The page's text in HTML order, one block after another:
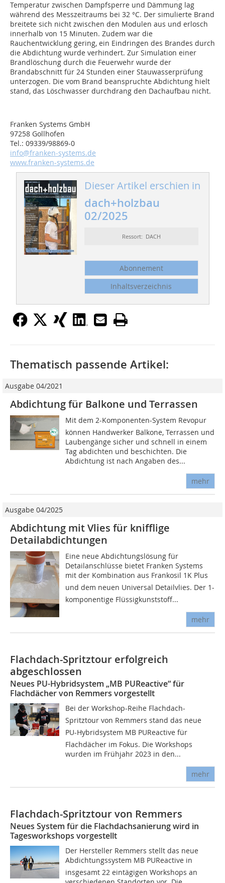
Temperatur zwischen Dampfsperre und Dämmung lag
während des Messzeitraums bei 32 °C. Der simulierte Brand
breitete sich nicht zwischen den Modulen aus und erlosch
innerhalb von 15 Minuten. Zudem war die
Rauchentwicklung gering, ein Eindringen des Brandes durch
die Abdichtung wurde verhindert. Zur Simulation einer
Brandlöschung durch die Feuerwehr wurde der
Brandabschnitt für 24 Stunden einer Stauwasserprüfung
unterzogen. Die vom Brand beanspruchte Abdichtung hielt
stand, das Löschwasser durchdrang den Dachaufbau nicht.
Franken Systems GmbH
97258 Gollhofen
Tel.: 09339/98869-0
info@franken-systems.de
www.franken-systems.de
Dieser Artikel erschien in
dach+holzbau
02/2025
Ressort: DACH
Abonnement
Inhaltsverzeichnis
Thematisch passende Artikel:
Ausgabe 04/2021
Abdichtung für Balkone und Terrassen
Mit dem 2-Komponenten-System Revopur
können Handwerker Balkone, Terrassen und
Laubengänge sicher und schnell in einem
Tag abdichten und beschichten. Die
Abdichtung ist nach Angaben des...
mehr
Ausgabe 04/2025
Abdichtung mit Vlies für knifflige
Detailabdichtungen
Eine neue Abdichtungslösung für
Detailanschlüsse bietet Franken Systems
mit der Kombination aus Frankosil 1K Plus
und dem neuen Universal Detailvlies. Der 1-
komponentige Flüssigkunststoff...
mehr
Flachdach-Spritztour erfolgreich
abgeschlossen
Neues PU-Hybridsystem „MB PUReactive“ für
Flachdächer von Remmers vorgestellt
Bei der Workshop-Reihe Flachdach-
Spritztour von Remmers stand das neue
PU-Hybridsystem MB PUReactive für
Flachdächer im Fokus. Die Workshops
wurden im Frühjahr 2023 in den...
mehr
Flachdach-Spritztour von Remmers
Neues System für die Flachdachsanierung wird in
Tagesworkshops vorgestellt
Der Hersteller Remmers stellt das neue
Abdichtungssystem MB PUReactive in
insgesamt 22 eintägigen Workshops an